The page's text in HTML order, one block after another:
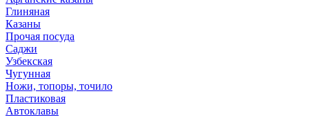
Глиняная
Казаны
Прочая посуда
Саджи
Узбекская
Чугунная
Ножи, топоры, точило
Пластиковая
Автоклавы